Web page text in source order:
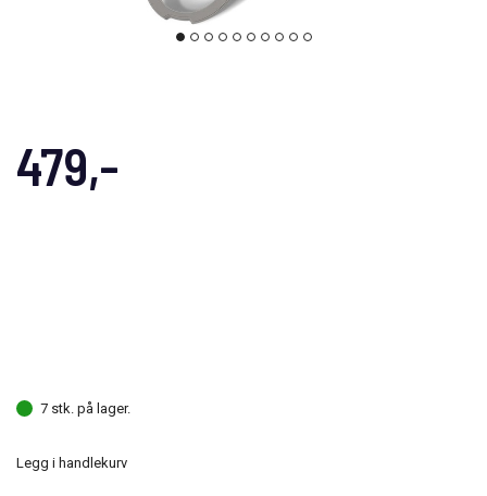
479,-
7 stk. på lager.
Legg i handlekurv